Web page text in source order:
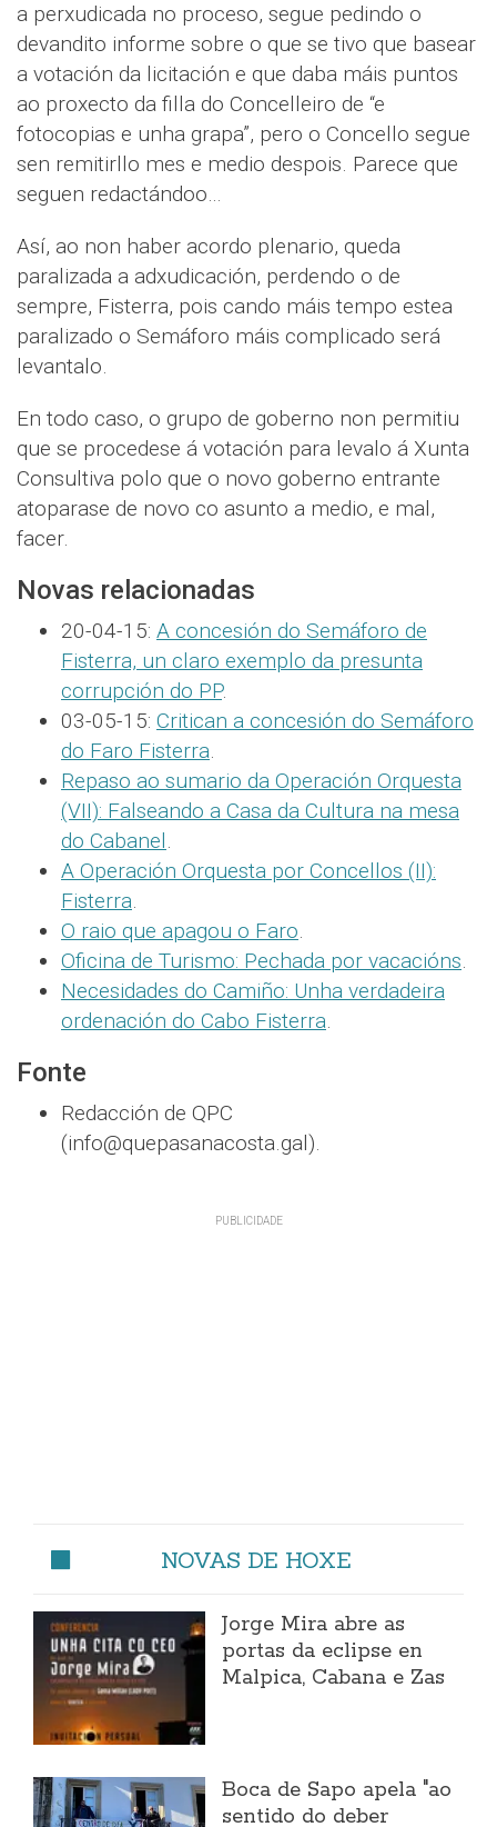
a perxudicada no proceso, segue pedindo o
devandito informe sobre o que se tivo que basear
a votación da licitación e que daba máis puntos
ao proxecto da filla do Concelleiro de “e
fotocopias e unha grapa”, pero o Concello segue
sen remitirllo mes e medio despois. Parece que
seguen redactándoo…
Así, ao non haber acordo plenario, queda
paralizada a adxudicación, perdendo o de
sempre, Fisterra, pois cando máis tempo estea
paralizado o Semáforo máis complicado será
levantalo.
En todo caso, o grupo de goberno non permitiu
que se procedese á votación para levalo á Xunta
Consultiva polo que o novo goberno entrante
atoparase de novo co asunto a medio, e mal,
facer.
Novas relacionadas
20-04-15: A concesión do Semáforo de
Fisterra, un claro exemplo da presunta
corrupción do PP.
03-05-15: Critican a concesión do Semáforo
do Faro Fisterra.
Repaso ao sumario da Operación Orquesta
(VII): Falseando a Casa da Cultura na mesa
do Cabanel.
A Operación Orquesta por Concellos (II):
Fisterra.
O raio que apagou o Faro.
Oficina de Turismo: Pechada por vacacións.
Necesidades do Camiño: Unha verdadeira
ordenación do Cabo Fisterra.
Fonte
Redacción de QPC
(info@quepasanacosta.gal).
NOVAS DE HOXE
Jorge Mira abre as
portas da eclipse en
Malpica, Cabana e Zas
Boca de Sapo apela "ao
sentido do deber